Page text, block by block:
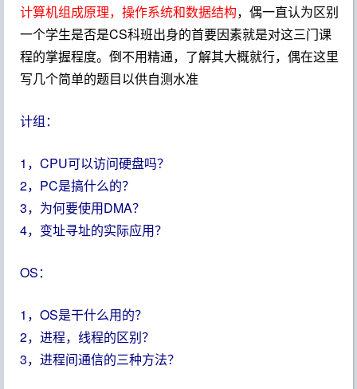
计算机组成原理，操作系统和数据结构，偶一直认为区别
一个学生是否是CS科班出身的首要因素就是对这三门课
程的掌握程度。倒不用精通，了解其大概就行，偶在这里
写几个简单的题目以供自测水准
计组：
1，CPU可以访问硬盘吗？
2，PC是搞什么的？
3，为何要使用DMA？
4，变址寻址的实际应用？
OS：
1，OS是干什么用的？
2，进程，线程的区别？
3，进程间通信的三种方法？